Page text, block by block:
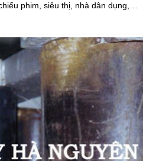
phim, siêu thị, nhà dân dụng,…